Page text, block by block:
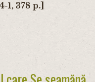
1, 378 p.]